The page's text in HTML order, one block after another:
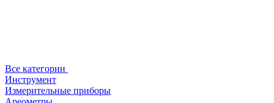
Все категории
Инструмент
Измерительные приборы